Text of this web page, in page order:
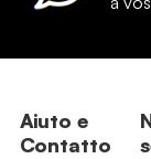
Aiuto e
Contatto